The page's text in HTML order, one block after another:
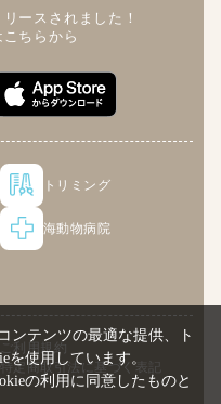
ースされました！
ちらから
トリミング
海動物病院
ご利用規約
特定商取引法に基づく表記
ンテンツの最適な提供、ト
を使用しています。
の利用に同意したものと